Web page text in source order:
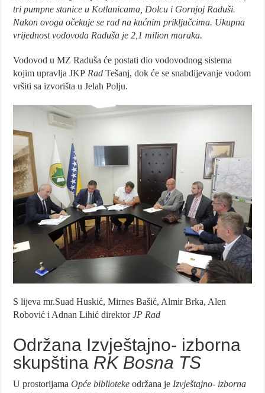
tri pumpne stanice u Kotlanicama, Dolcu i Gornjoj Raduši.
Nakon ovoga očekuje se rad na kućnim priključcima. Ukupna
vrijednost vodovoda Raduša je 2,1 milion maraka.
Vodovod u MZ Raduša će postati dio vodovodnog sistema
kojim upravlja JKP Rad Tešanj, dok će se snabdijevanje vodom
vršiti sa izvorišta u Jelah Polju.
S lijeva mr.Suad Huskić, Mirnes Bašić, Almir Brka, Alen
Robović i Adnan Lihić direktorJP Rad
Održana Izvještajno- izborna
skupština RK Bosna TS
U prostorijamaOpće biblioteke održana je Izvještajno- izborna